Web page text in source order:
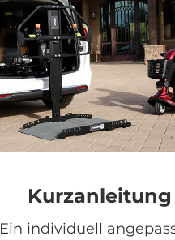
Kurzanleitung
Ein individuell